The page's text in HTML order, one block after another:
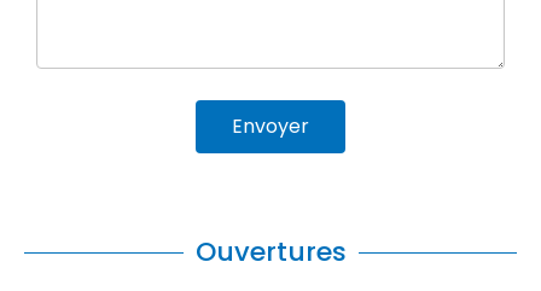
Envoyer
Ouvertures